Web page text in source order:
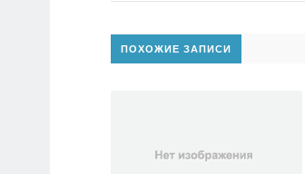
ПОХОЖИЕ ЗАПИСИ